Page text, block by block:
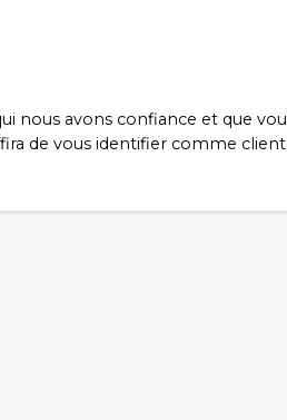
nous avons confiance et que
de vous identifier comme client